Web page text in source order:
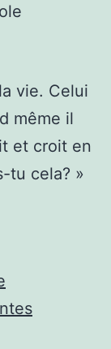
vie. Celui
même il
et croit en
tu cela? »